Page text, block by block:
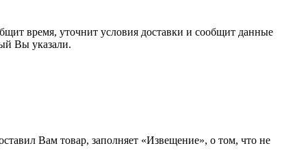
время, уточнит условия доставки и сообщит данные
Вы указали.
Вам товар, заполняет «Извещение», о том, что не